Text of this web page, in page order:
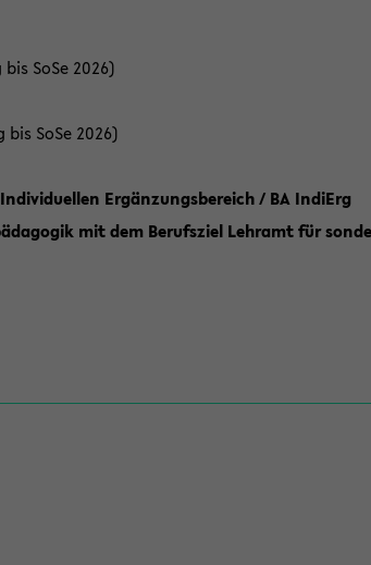
SoSe 2026)
SoSe 2026)
Ergänzungsbereich / BA IndiErg
mit dem Berufsziel Lehramt für